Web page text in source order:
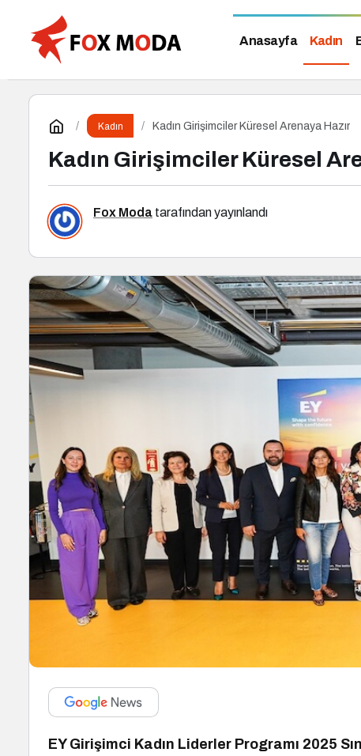
Anasayfa Kadın
Kadın Kadın Girişimciler Küresel Arenaya Hazır
Kadın Girişimciler Küresel
Fox Moda tarafından yayınlandı
EY Girişimci Kadın Liderler Programı 2025